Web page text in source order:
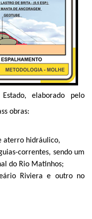
elaborado pelo
obras:
aterro hidráulico,
correntes, sendo um
do Rio Matinhos;
Riviera e outro no